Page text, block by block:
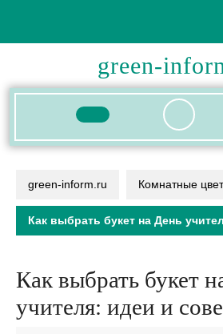
содержимому
green-
Кнопка
green-inform.ru Комнатные
Как выбрать букет на День
Как выбрать букет
учителя: идеи и